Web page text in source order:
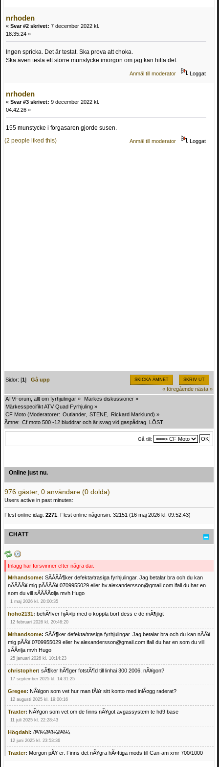
nrhoden
« Svar #2 skrivet: 7 december 2022 kl.
18:35:24 »
Ingen spricka. Det är testat. Ska prova att choka.
Ska även testa ett större munstycke imorgon om jag kan hitta det.
Anmäl till moderator Loggat
nrhoden
« Svar #3 skrivet: 9 december 2022 kl.
04:42:26 »
155 munstycke i förgasaren gjorde susen.
Anmäl till moderator Loggat
(2 people liked this)
SKICKA ÄMNET SKRIV UT
Sidor: [1]Gå upp
« föregående nästa »
ATVForum, allt om fyrhjulingar » Märkes diskussioner »
Märkesspecifikt ATV Quad Fyrhjuling »
CF Moto (Moderatorer: Outlander, STENE Rickard Marklund) »
Ämne: Cf moto 500 -12 bluddrar och är svag vid gaspådrag. LÖST
Gå till:
Online just nu.
976 gäster, 0 användare (0 dolda)
Users active in past minutes:
Flest online idag: 2271 . Flest online någonsin: 32151 (16 maj 2026 kl. 09:52:43)
CHATT
Inlägg här försvinner efter några dar.
Mrhandsome: SÃÂÃÂ¶ker defekta/trasiga fyrhjulingar. Jag betalar bra och du kan
nÃÂÃÂ¥ mig pÃÂÃÂ¥ 0709955029 eller hv.alexandersson@gmail.com ifall du har en
som du vill sÃÂÃÂ¤lja mvh Hugo
1 maj 2026 kl. 20:00:35
hoho2131: behÃ¶ver hjÃ¤lp med o koppla bort dess e de mÃ¶jligt
12 februari 2026 kl. 20:46:20
Mrhandsome: SÃÂ¶ker defekta/trasiga fyrhjulingar. Jag betalar bra och du kan nÃÂ¥
mig pÃÂ¥ 0709955029 eller hv.alexandersson@gmail.com ifall du har en som du vill
sÃÂ¤lja mvh Hugo
25 januari 2026 kl. 10:14:23
christopher: sÃ¶ker hÃ¶ger fotstÃ¶d till linhai 300 2006, nÃ¥gon?
17 september 2025 kl. 14:31:25
Gregee: NÃ¥gon som vet hur man fÃ¥r sitt konto med inlÃ¤gg raderat?
12 augusti 2025 kl. 19:00:16
Traxter: NÃ¥gon som vet om de finns nÃ¥got avgassystem te hd9 base
11 juli 2025 kl. 22:28:43
Högdahl: ðªð¼ðªð¼ðªð¼
12 juni 2025 kl. 23:53:36
Traxter: Morgon pÃ¥ er. Finns det nÃ¥gra hÃ¤ftiga mods till Can-am xmr 700/1000